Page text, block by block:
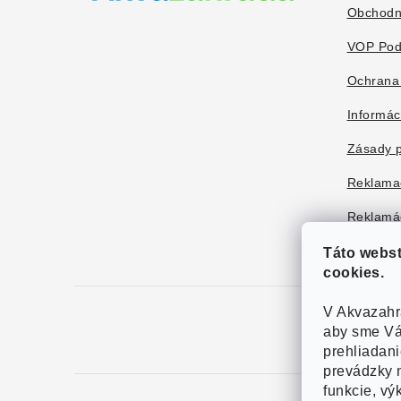
Táto
cookies.
V
aby sme
prevádzky
funkcie,
VOP
Zásady